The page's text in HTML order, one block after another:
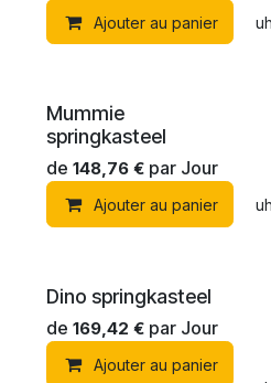
Ajouter à la liste de
Ajouter au panier
Ajouter à la liste de
Mummie
springkasteel
de 148,76€ par Jour
Ajouter au panier
Dino springkasteel
de 169,42 € par Jour
Ajouter au panier